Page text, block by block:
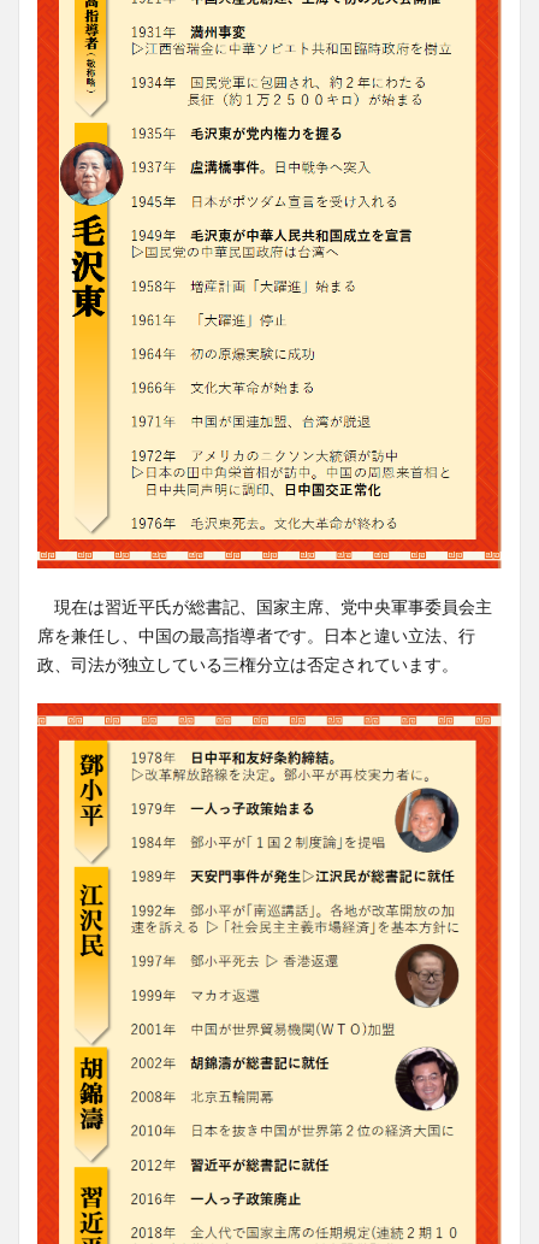
現在は習近平氏が総書記、国家主席、党中央軍事委員会主
席を兼任し、中国の最高指導者です。日本と違い立法、行
政、司法が独立している三権分立は否定されています。